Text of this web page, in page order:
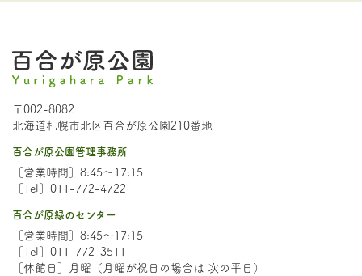
〒002-8082
北海道札幌市北区百合が原公園210番地
百合が原公園管理事務所
［営業時間］8:45～17:15
［Tel］011-772-4722
百合が原緑のセンター
［営業時間］8:45～17:15
［Tel］011-772-3511
［休館日］月曜（月曜が祝日の場合は 次の平日）